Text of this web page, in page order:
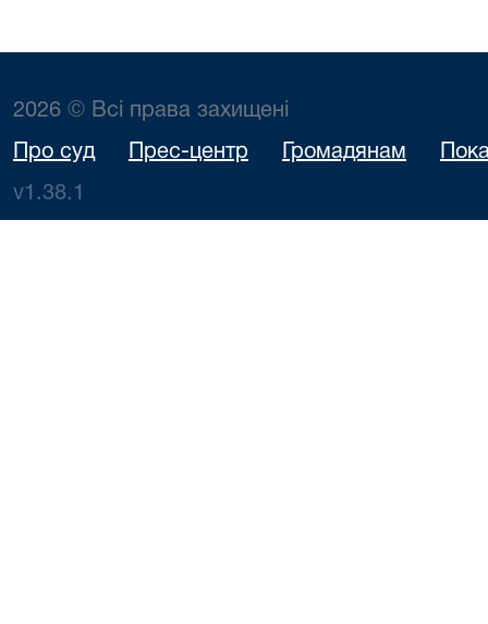
2026 © Всі права захищені
Про суд Прес-центр Громадянам
v1.38.1